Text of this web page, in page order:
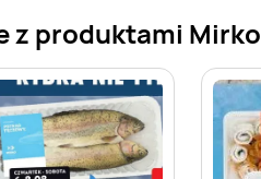
z produktami Mirko